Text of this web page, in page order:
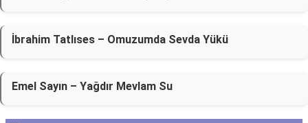
İbrahim Tatlıses – Omuzumda Sevda Yükü
Emel Sayın – Yağdır Mevlam Su